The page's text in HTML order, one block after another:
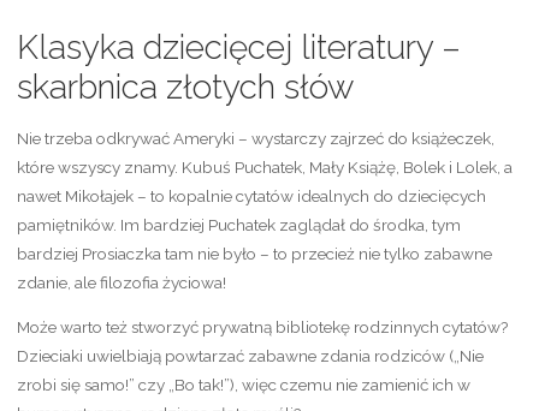
Klasyka dziecięcej literatury –
skarbnica złotych słów
Nie trzeba odkrywać Ameryki – wystarczy zajrzeć do książeczek,
które wszyscy znamy. Kubuś Puchatek, Mały Książę, Bolek i Lolek, a
nawet Mikołajek – to kopalnie cytatów idealnych do dziecięcych
pamiętników. Im bardziej Puchatek zaglądał do środka, tym
bardziej Prosiaczka tam nie było – to przecież nie tylko zabawne
zdanie, ale filozofia życiowa!
Może warto też stworzyć prywatną bibliotekę rodzinnych cytatów?
Dzieciaki uwielbiają powtarzać zabawne zdania rodziców („Nie
zrobi się samo!” czy „Bo tak!”), więc czemu nie zamienić ich w